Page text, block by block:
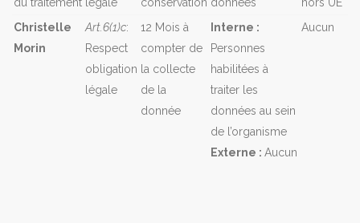
Christelle
Morin
Art.6(1)c:
Respect
obligation
légale
12 Mois à
compter de
la collecte
de la
donnée
Interne :
Personnes
habilitées à
traiter les
données au sein
de l’organisme
Externe : Aucun
Aucun